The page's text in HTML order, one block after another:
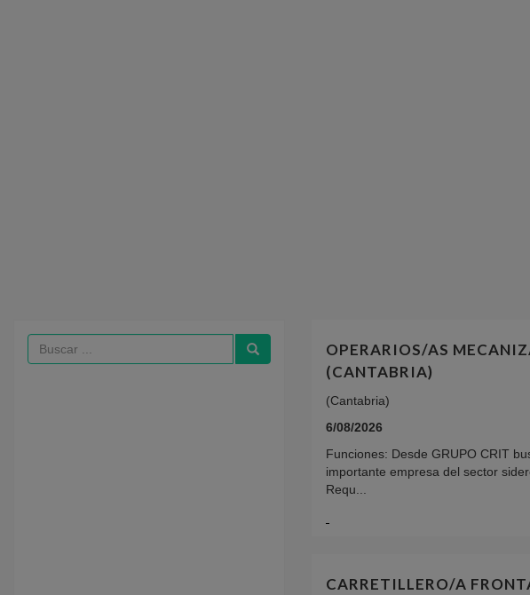
OPERARIOS/AS
(CANTABRIA)
(Cantabria)
6/08/2026
Funciones: Desde GRUPO CRIT
importante empresa del sector
Requ...
CARRETILLERO/A